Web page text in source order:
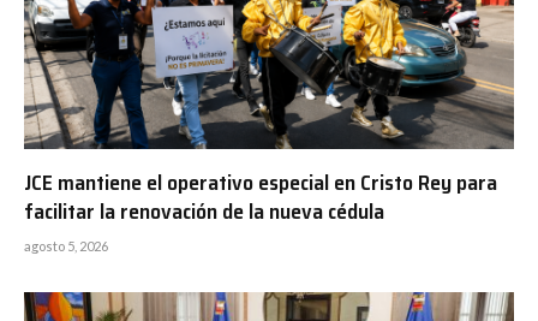
JCE mantiene el operativo especial en Cristo Rey para
facilitar la renovación de la nueva cédula
agosto 5, 2026